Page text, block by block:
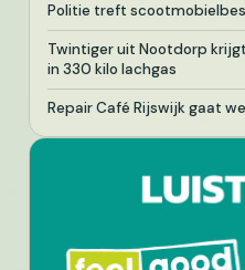
Politie treft
Twintiger uit Nootdorp
in 330 kilo lachgas
Repair Café Rijswijk gaat